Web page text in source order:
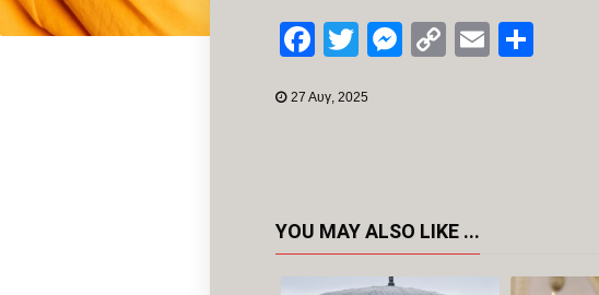
Facebook
TwitterMessenger
CopyEmail
27 Αυγ, 2025
YOU MAY ALSO LIKE ...